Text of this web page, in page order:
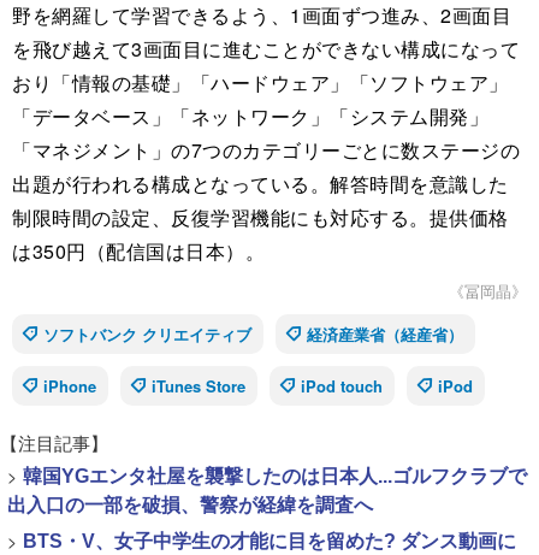
野を網羅して学習できるよう、1画面ずつ進み、2画面目
を飛び越えて3画面目に進むことができない構成になって
おり「情報の基礎」「ハードウェア」「ソフトウェア」
「データベース」「ネットワーク」「システム開発」
「マネジメント」の7つのカテゴリーごとに数ステージの
出題が行われる構成となっている。解答時間を意識した
制限時間の設定、反復学習機能にも対応する。提供価格
は350円（配信国は日本）。
《冨岡晶》
ソフトバンク クリエイティブ
経済産業省（経産省）
iPhone iTunes Store iPod touch iPod
【注目記事】
> 韓国YGエンタ社屋を襲撃したのは日本人...ゴルフクラブで
出入口の一部を破損、警察が経緯を調査へ
> BTS・V、女子中学生の才能に目を留めた? ダンス動画に